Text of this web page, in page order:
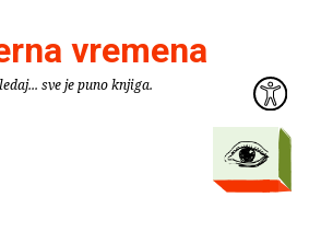
vremena
sve je puno knjiga.